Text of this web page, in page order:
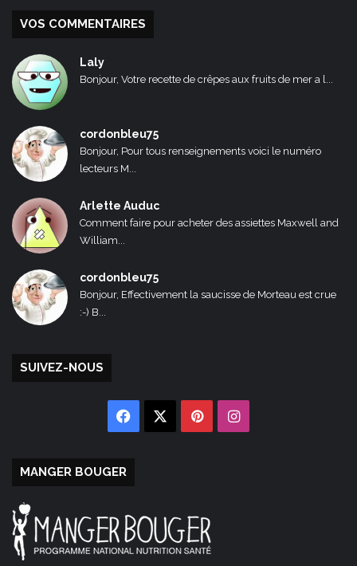
VOS COMMENTAIRES
Laly
Bonjour, Votre recette de crêpes aux fruits de mer a l...
cordonbleu75
Bonjour, Pour tous renseignements voici le numéro
lecteurs M...
Arlette Auduc
Comment faire pour acheter des assiettes Maxwell and
William...
cordonbleu75
Bonjour, Effectivement la saucisse de Morteau est crue
:-) B...
SUIVEZ-NOUS
Facebook PinterestInstagram
MANGER BOUGER